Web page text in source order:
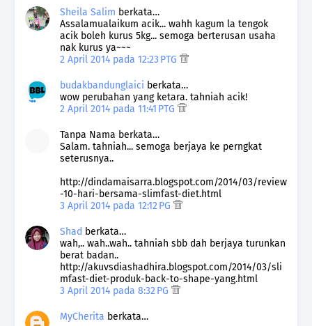
Sheila Salim berkata…
Assalamualaikum acik... wahh kagum la tengok
acik boleh kurus 5kg... semoga berterusan usaha
nak kurus ya~~~
2 April 2014 pada 12:23 PTG
budakbandunglaici berkata…
wow perubahan yang ketara. tahniah acik!
2 April 2014 pada 11:41 PTG
Tanpa Nama berkata…
Salam. tahniah... semoga berjaya ke perngkat
seterusnya..
http://dindamaisarra.blogspot.com/2014/03/review
-10-hari-bersama-slimfast-diet.html
3 April 2014 pada 12:12 PG
Shad berkata…
wah,.. wah..wah.. tahniah sbb dah berjaya turunkan
berat badan..
http://akuvsdiashadhira.blogspot.com/2014/03/sli
mfast-diet-produk-back-to-shape-yang.html
3 April 2014 pada 8:32 PG
MyCherita berkata…